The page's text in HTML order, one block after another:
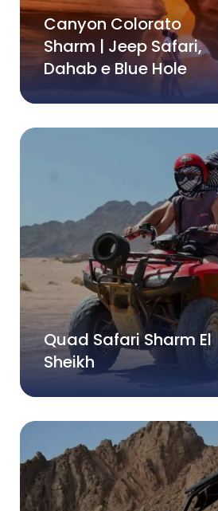
Canyon Colorato
Sharm | Jeep Safari,
Dahab e Blue Hole
Quad Safari Sharm El
Sheikh